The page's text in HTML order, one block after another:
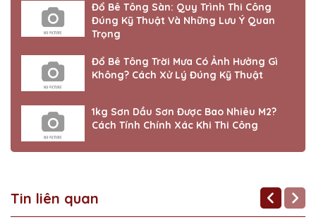
Đổ Bê Tông Sàn: Quy Trình Thi Công
Đúng Kỹ Thuật Và Những Lưu Ý Quan
Trọng
Đổ Bê Tông Trời Mưa Có Ảnh Hưởng Gì
Không? Cách Xử Lý Đúng Kỹ Thuật
1kg Sơn Dầu Sơn Được Bao Nhiêu M2?
Cách Tính Chính Xác Khi Thi Công
Tin liên quan